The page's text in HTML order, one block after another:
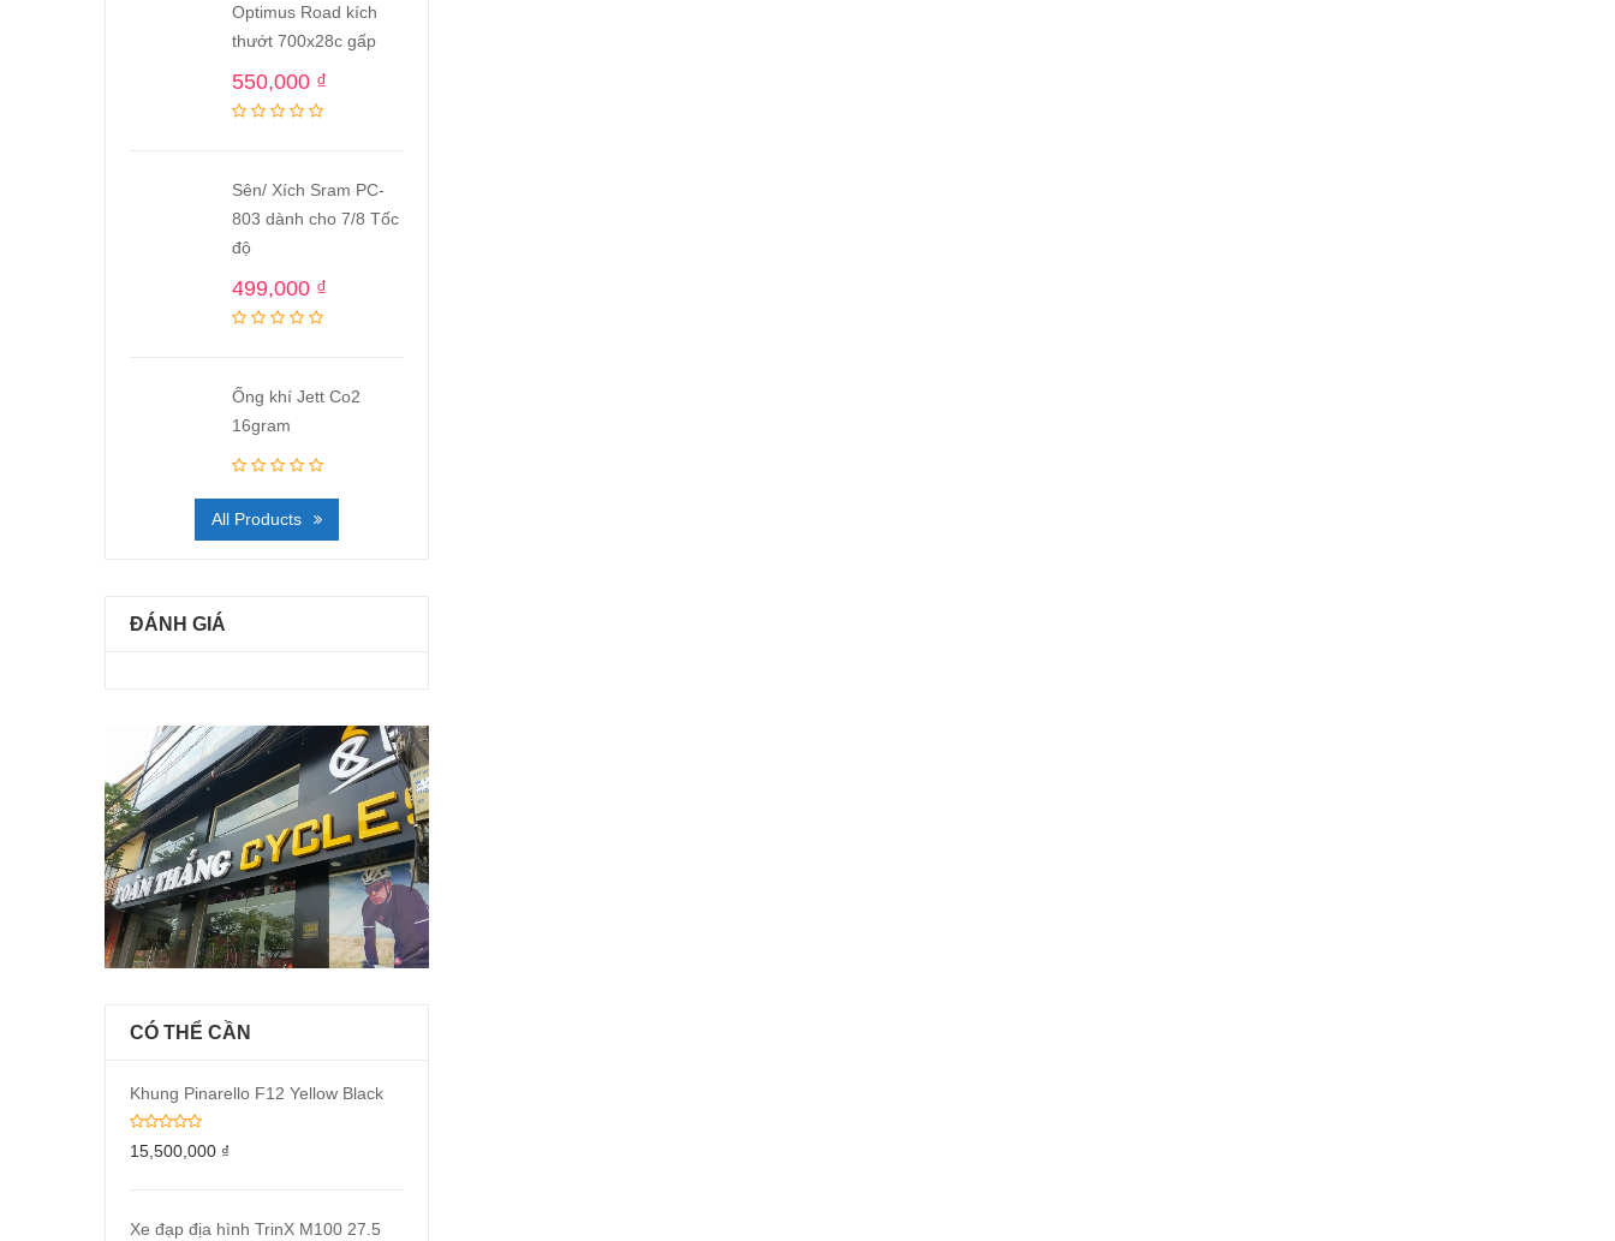
Optimus Road kích
thướt 700x28c gấp
550,000 ₫
Sên/ Xích Sram PC-
803 dành cho 7/8 Tốc
độ
499,000 ₫
Ống khí Jett Co2
16gram
All Products
ĐÁNH GIÁ
CÓ THỂ CẦN
Khung Pinarello F12 Yellow Black
15,500,000 ₫
Xe đạp địa hình TrinX M100 27.5